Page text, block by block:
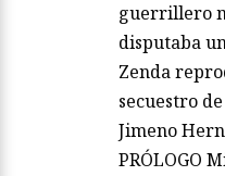
guerrillero
disputaba
Zenda
secuestro
Jimeno
PRÓLOGO